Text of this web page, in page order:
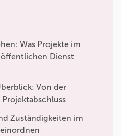
Was Projekte im
Dienst
Von der
Zuständigkeiten im